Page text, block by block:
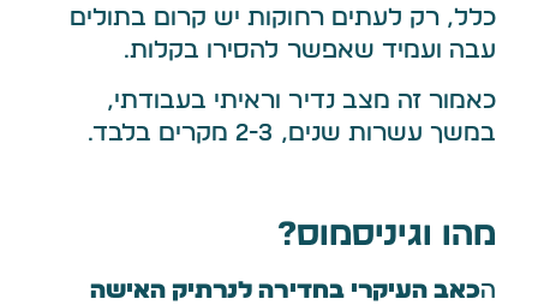
כלל, רק לעתים רחוקות יש קרום בתולים
עבה ועמיד שאפשר להסירו בקלות.
כאמור זה מצב נדיר וראיתי בעבודתי,
במשך עשרות שנים, 2-3 מקרים בלבד.
מהו וגיניסמוס?
הכאב העיקרי בחדירה לנרתיק האישה